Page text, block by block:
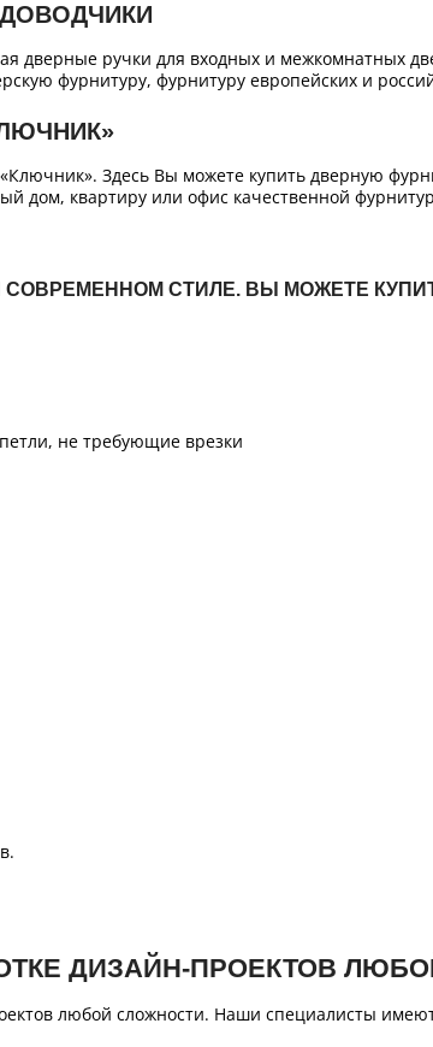
дверные ручки для входных и межкомнатных
фурнитуру, фурнитуру европейских и
Здесь Вы можете купить дверную
дом, квартиру или офис качественной
СТИЛЕ. ВЫ МОЖЕТЕ
не требующие врезки
ДИЗАЙН-ПРОЕКТОВ
любой сложности. Наши специалисты